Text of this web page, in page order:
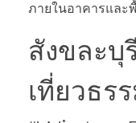
ภายในอาคารแล
สังขละบุ
เที่ยวธร